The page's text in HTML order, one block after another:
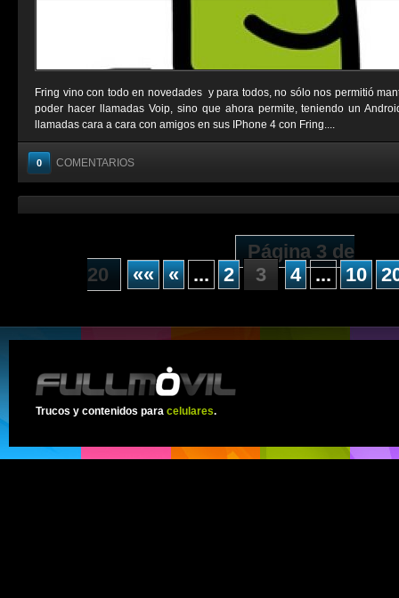
Fring vino con todo en novedades y para todos, no sólo nos permitió
poder hacer llamadas Voip, sino que ahora permite, teniendo un
llamadas cara a cara con amigos en sus IPhone 4 con Fring....
0 COMENTARIOS
Página 3 de
20
«« « ... 2 3 4 ... 10
Trucos y contenidos para celulares.